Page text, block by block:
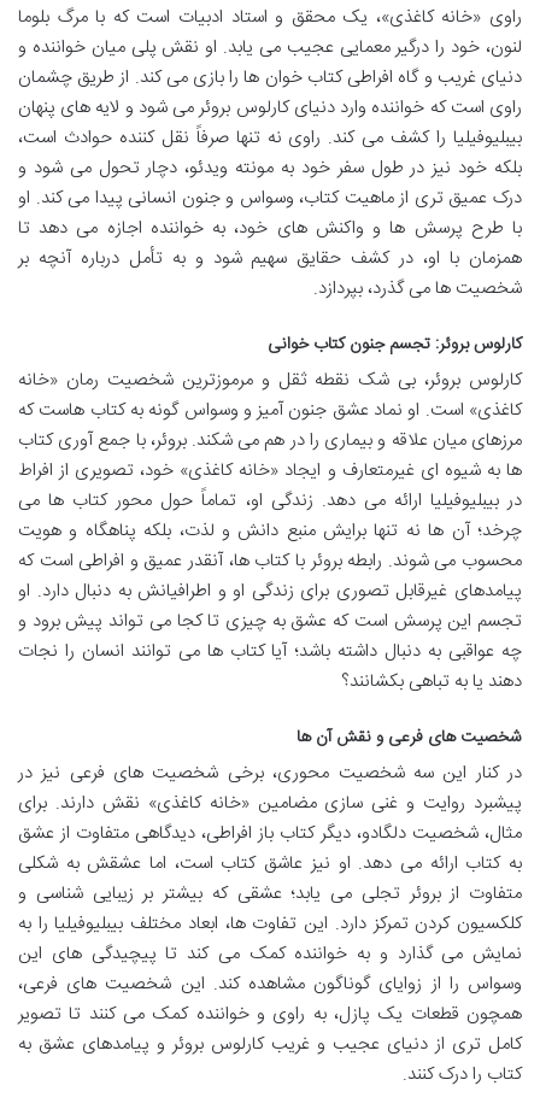
راوی «خانه کاغذی»، یک محقق و استاد ادبیات است که با مرگ بلوما
لنون، خود را درگیر معمایی عجیب می یابد. او نقش پلی میان خواننده و
دنیای غریب و گاه افراطی کتاب خوان ها را بازی می کند. از طریق چشمان
راوی است که خواننده وارد دنیای کارلوس بروئر می شود و لایه های پنهان
بیبلیوفیلیا را کشف می کند. راوی نه تنها صرفاً نقل کننده حوادث است،
بلکه خود نیز در طول سفر خود به مونته ویدئو، دچار تحول می شود و
درک عمیق تری از ماهیت کتاب، وسواس و جنون انسانی پیدا می کند. او
با طرح پرسش ها و واکنش های خود، به خواننده اجازه می دهد تا
همزمان با او، در کشف حقایق سهیم شود و به تأمل درباره آنچه بر
شخصیت ها می گذرد، بپردازد.
کارلوس بروئر: تجسم جنون کتاب خوانی
کارلوس بروئر، بی شک نقطه ثقل و مرموزترین شخصیت رمان «خانه
کاغذی» است. او نماد عشق جنون آمیز و وسواس گونه به کتاب هاست که
مرزهای میان علاقه و بیماری را در هم می شکند. بروئر، با جمع آوری کتاب
ها به شیوه ای غیرمتعارف و ایجاد «خانه کاغذی» خود، تصویری از افراط
در بیبلیوفیلیا ارائه می دهد. زندگی او، تماماً حول محور کتاب ها می
چرخد؛ آن ها نه تنها برایش منبع دانش و لذت، بلکه پناهگاه و هویت
محسوب می شوند. رابطه بروئر با کتاب ها، آنقدر عمیق و افراطی است که
پیامدهای غیرقابل تصوری برای زندگی او و اطرافیانش به دنبال دارد. او
تجسم این پرسش است که عشق به چیزی تا کجا می تواند پیش برود و
چه عواقبی به دنبال داشته باشد؛ آیا کتاب ها می توانند انسان را نجات
دهند یا به تباهی بکشانند؟
شخصیت های فرعی و نقش آن ها
در کنار این سه شخصیت محوری، برخی شخصیت های فرعی نیز در
پیشبرد روایت و غنی سازی مضامین «خانه کاغذی» نقش دارند. برای
مثال، شخصیت دلگادو، دیگر کتاب باز افراطی، دیدگاهی متفاوت از عشق
به کتاب ارائه می دهد. او نیز عاشق کتاب است، اما عشقش به شکلی
متفاوت از بروئر تجلی می یابد؛ عشقی که بیشتر بر زیبایی شناسی و
کلکسیون کردن تمرکز دارد. این تفاوت ها، ابعاد مختلف بیبلیوفیلیا را به
نمایش می گذارد و به خواننده کمک می کند تا پیچیدگی های این
وسواس را از زوایای گوناگون مشاهده کند. این شخصیت های فرعی،
همچون قطعات یک پازل، به راوی و خواننده کمک می کنند تا تصویر
کامل تری از دنیای عجیب و غریب کارلوس بروئر و پیامدهای عشق به
کتاب را درک کنند.